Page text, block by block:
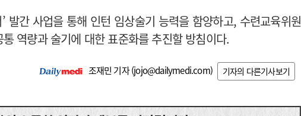
발간 사업을 통해 인턴 임상술기 능력을 함양하고, 수련교육위원
역량과 술기에 대한 표준화를 추진할 방침이다.
조재민 기자 (jojo@dailymedi.com) 기자의 다른기사보기